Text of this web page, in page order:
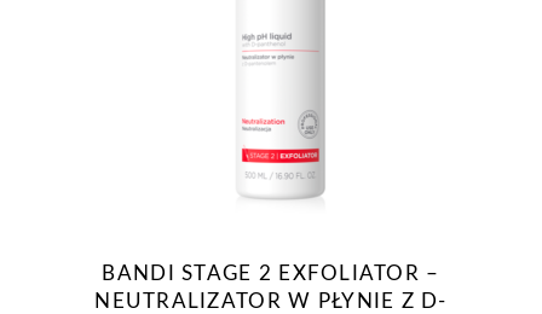
BANDI STAGE 2 EXFOLIATOR –
NEUTRALIZATOR W PŁYNIE Z D-